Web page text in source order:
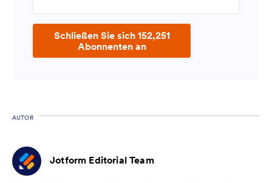
Schließen Sie sich 152,251
Abonnenten an
AUTOR
Jotform Editorial Team